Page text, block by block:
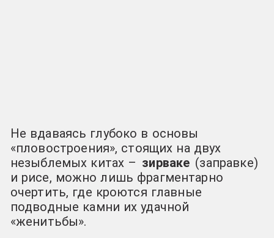
Не вдаваясь глубоко в основы
«пловостроения», стоящих на двух
незыблемых китах – зирваке (заправке)
и рисе, можно лишь фрагментарно
очертить, где кроются главные
подводные камни их удачной
«женитьбы».